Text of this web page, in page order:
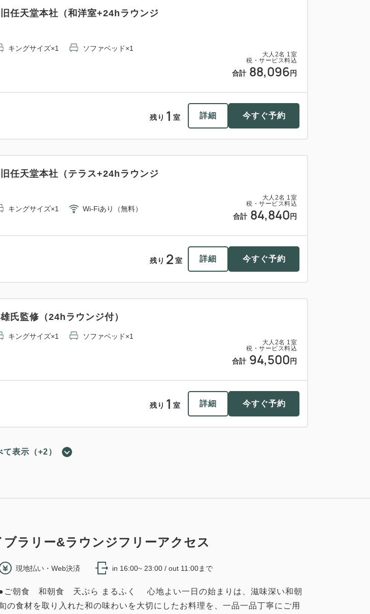
大人 2名 1室
税・サービス料込
合計 88,096 円
任天堂本社（和洋室+24hラウンジ
キングサイズ×1 ソファベッド×1
残り 1 室 詳細 今すぐ予約
大人 2名 1室
税・サービス料込
合計 84,840 円
任天堂本社（テラス+24hラウンジ
キングサイズ×1 Wi-Fiあり（無料）
残り 2 室 詳細 今すぐ予約
大人 2名 1室
税・サービス料込
合計 94,500 円
氏監修（24hラウンジ付）
キングサイズ×1 ソファベッド×1
残り 1 室 詳細 今すぐ予約
残り 2室 詳細
（24hラウンジ付）
て表示（+2）
ブラリー&ラウンジフリーアクセス
現地払い・Web決済 in 16:00~ 23:00 / out 11:00まで
●ご朝食 和朝食 天ぷら まるふく 心地よい一日の始まりは、滋味深い和朝
食材を取り入れた和の味わいを大切にしたお料理を、一品一品丁寧にご用